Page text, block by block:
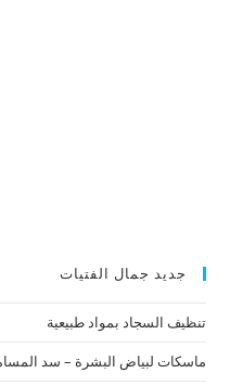
جديد جمال الفتيات
تنظيف السجاد بمواد طبيعية
ماسكات لبياض البشرة – سد